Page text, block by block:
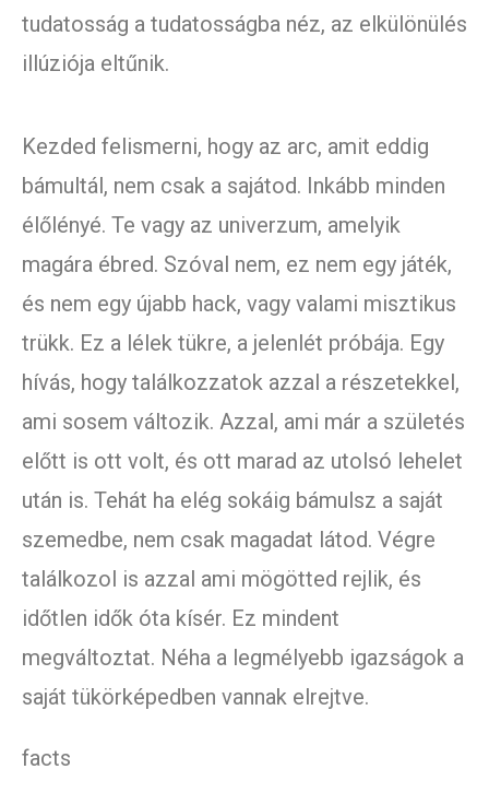
tudatosság a tudatosságba néz, az elkülönülés
illúziója eltűnik.
Kezded felismerni, hogy az arc, amit eddig
bámultál, nem csak a sajátod. Inkább minden
élőlényé. Te vagy az univerzum, amelyik
magára ébred. Szóval nem, ez nem egy játék,
és nem egy újabb hack, vagy valami misztikus
trükk. Ez a lélek tükre, a jelenlét próbája. Egy
hívás, hogy találkozzatok azzal a részetekkel,
ami sosem változik. Azzal, ami már a születés
előtt is ott volt, és ott marad az utolsó lehelet
után is. Tehát ha elég sokáig bámulsz a saját
szemedbe, nem csak magadat látod. Végre
találkozol is azzal ami mögötted rejlik, és
időtlen idők óta kísér. Ez mindent
megváltoztat. Néha a legmélyebb igazságok a
saját tükörképedben vannak elrejtve.
facts